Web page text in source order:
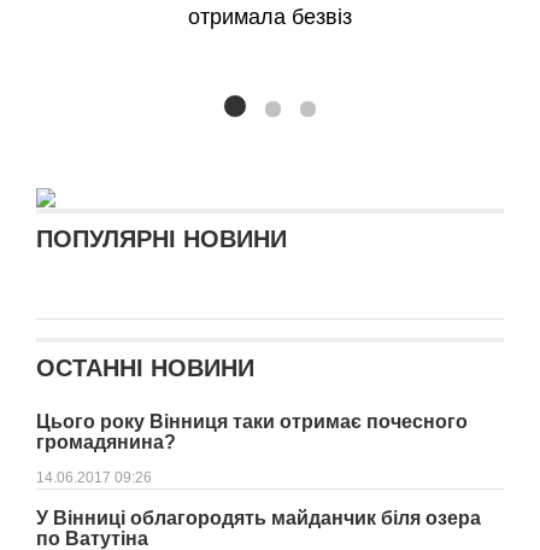
отримала безвіз
ПОПУЛЯРНІ НОВИНИ
ОСТАННІ НОВИНИ
Цього року Вінниця таки отримає почесного
громадянина?
14.06.2017 09:26
У Вінниці облагородять майданчик біля озера
по Ватутіна